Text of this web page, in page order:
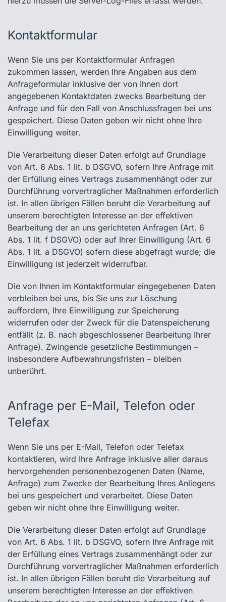
Kontaktformular
Wenn Sie uns per Kontaktformular Anfragen
zukommen lassen, werden Ihre Angaben aus dem
Anfrageformular inklusive der von Ihnen dort
angegebenen Kontaktdaten zwecks Bearbeitung der
Anfrage und für den Fall von Anschlussfragen bei uns
gespeichert. Diese Daten geben wir nicht ohne Ihre
Einwilligung weiter.
Die Verarbeitung dieser Daten erfolgt auf Grundlage
von Art. 6 Abs. 1 lit. b DSGVO, sofern Ihre Anfrage mit
der Erfüllung eines Vertrags zusammenhängt oder zur
Durchführung vorvertraglicher Maßnahmen erforderlich
ist. In allen übrigen Fällen beruht die Verarbeitung auf
unserem berechtigten Interesse an der effektiven
Bearbeitung der an uns gerichteten Anfragen (Art. 6
Abs. 1 lit. f DSGVO) oder auf Ihrer Einwilligung (Art. 6
Abs. 1 lit. a DSGVO) sofern diese abgefragt wurde; die
Einwilligung ist jederzeit widerrufbar.
Die von Ihnen im Kontaktformular eingegebenen Daten
verbleiben bei uns, bis Sie uns zur Löschung
auffordern, Ihre Einwilligung zur Speicherung
widerrufen oder der Zweck für die Datenspeicherung
entfällt (z. B. nach abgeschlossener Bearbeitung Ihrer
Anfrage). Zwingende gesetzliche Bestimmungen –
insbesondere Aufbewahrungsfristen – bleiben
unberührt.
Anfrage per E-Mail, Telefon oder
Telefax
Wenn Sie uns per E-Mail, Telefon oder Telefax
kontaktieren, wird Ihre Anfrage inklusive aller daraus
hervorgehenden personenbezogenen Daten (Name,
Anfrage) zum Zwecke der Bearbeitung Ihres Anliegens
bei uns gespeichert und verarbeitet. Diese Daten
geben wir nicht ohne Ihre Einwilligung weiter.
Die Verarbeitung dieser Daten erfolgt auf Grundlage
von Art. 6 Abs. 1 lit. b DSGVO, sofern Ihre Anfrage mit
der Erfüllung eines Vertrags zusammenhängt oder zur
Durchführung vorvertraglicher Maßnahmen erforderlich
ist. In allen übrigen Fällen beruht die Verarbeitung auf
unserem berechtigten Interesse an der effektiven